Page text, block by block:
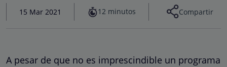
15 Mar 2021 12 minutos Compartir
A pesar de que no es imprescindible un programa